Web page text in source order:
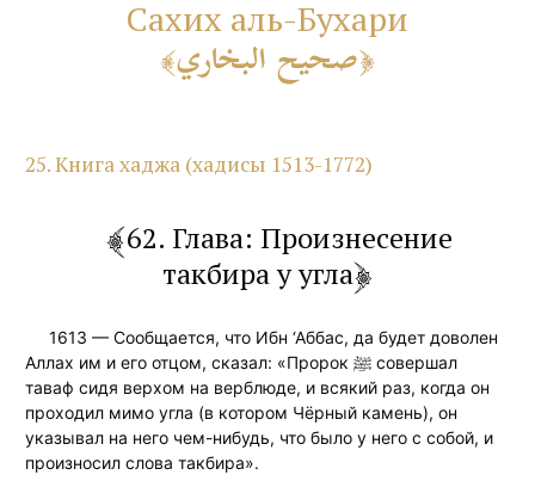
Сахих аль-Бухари
صحيح البخاري
25. Книга хаджа (хадисы 1513-1772)
62. Глава: Произнесение
такбира у угла
1613 — Сообщается, что Ибн ‘Аббас, да будет доволен
Аллах им и его отцом, сказал: «Пророк ﷺ совершал
таваф сидя верхом на верблюде, и всякий раз, когда он
проходил мимо угла (в котором Чёрный камень), он
указывал на него чем-нибудь, что было у него с собой, и
произносил слова такбира».